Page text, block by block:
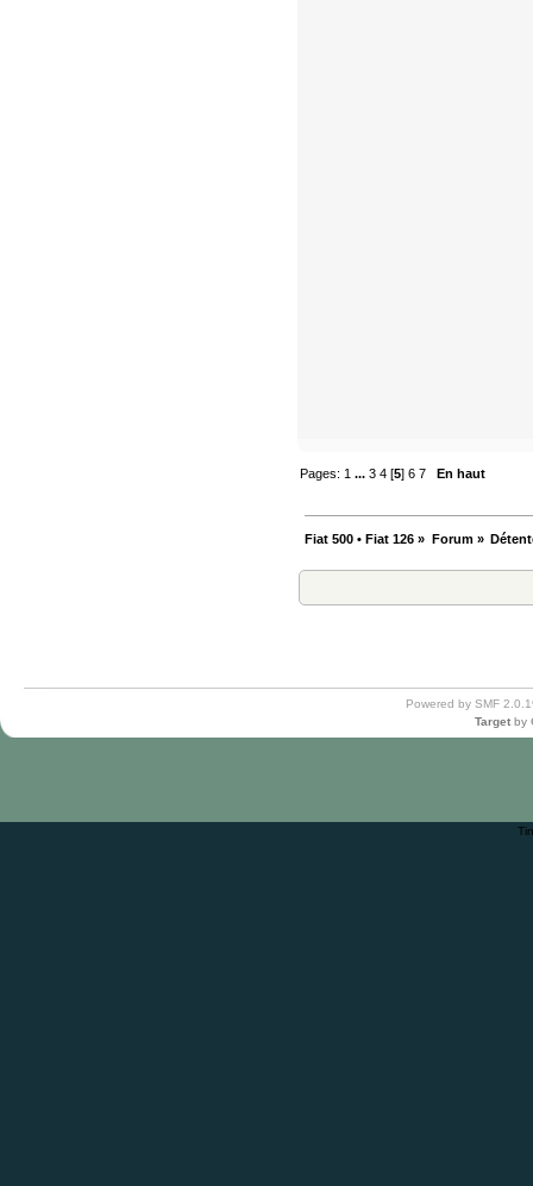
Pages: 1 ...3 4 [5]6 7 En haut
Fiat 500 • Fiat 126 » Forum»
Powered by SMF
Target by